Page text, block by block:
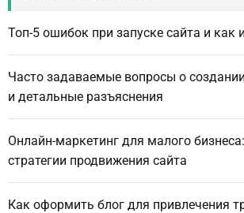
Топ-5 ошибок при запуске сайта и как
Часто задаваемые вопросы о
и детальные разъяснения
Онлайн-маркетинг для малого
стратегии продвижения сайта
Как оформить блог для привлечения